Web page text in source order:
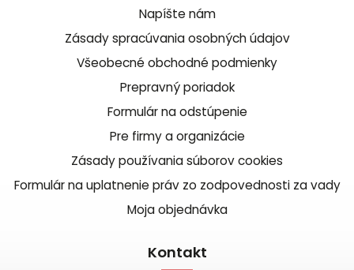
Napíšte nám
Zásady spracúvania osobných údajov
Všeobecné obchodné podmienky
Prepravný poriadok
Formulár na odstúpenie
Pre firmy a organizácie
Zásady používania súborov cookies
Formulár na uplatnenie práv zo zodpovednosti za vady
Moja objednávka
Kontakt